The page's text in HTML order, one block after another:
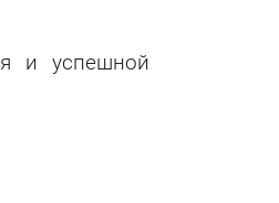
и успешной